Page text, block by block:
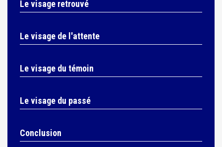
Le visage retrouvé
Le visage de l'attente
Le visage du témoin
Le visage du passé
Conclusion